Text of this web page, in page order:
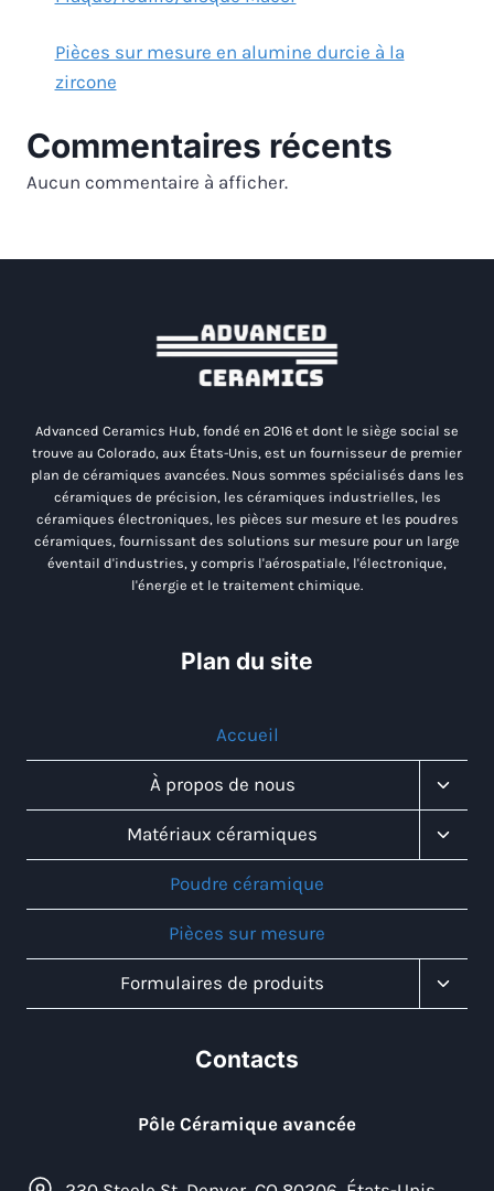
Pièces sur mesure en alumine durcie à la
zircone
Commentaires récents
Aucun commentaire à afficher.
Advanced Ceramics Hub, fondé en 2016 et dont le siège social se
trouve au Colorado, aux États-Unis, est un fournisseur de premier
plan de céramiques avancées. Nous sommes spécialisés dans les
céramiques de précision, les céramiques industrielles, les
céramiques électroniques, les pièces sur mesure et les poudres
céramiques, fournissant des solutions sur mesure pour un large
éventail d'industries, y compris l'aérospatiale, l'électronique,
l'énergie et le traitement chimique.
Plan du site
Accueil
À propos de nous
Child
Menu
Matériaux céramiques
Child
Poudre céramique
Pièces sur mesure
Formulaires de produits
Child
Contacts
Pôle Céramique avancée